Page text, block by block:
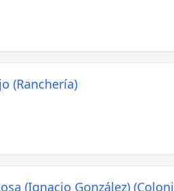
(Ranchería)
(Ignacio González)